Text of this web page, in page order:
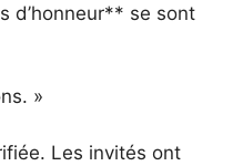
d’honneur** se sont
»
Les invités ont